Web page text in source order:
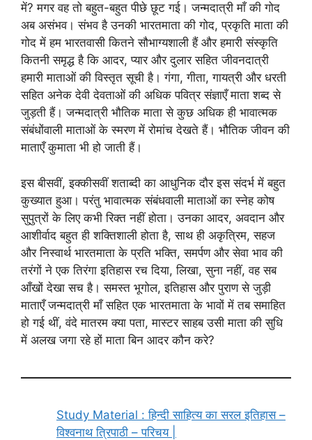
में? मगर वह तो बहुत-बहुत पीछे छूट गई। जन्मदात्री माँ की गोद
अब असंभव। संभव है उनकी भारतमाता की गोद, प्रकृति माता की
गोद में हम भारतवासी कितने सौभाग्यशाली हैं और हमारी संस्कृति
कितनी समृद्ध है कि आदर, प्यार और दुलार सहित जीवनदात्री
हमारी माताओं की विस्तृत सूची है। गंगा, गीता, गायत्री और धरती
सहित अनेक देवी देवताओं की अधिक पवित्र संज्ञाएँ माता शब्द से
जुड़ती हैं। जन्मदात्री भौतिक माता से कुछ अधिक ही भावात्मक
संबंधोंवाली माताओं के स्मरण में रोमांच देखते हैं। भौतिक जीवन की
माताएँ कुमाता भी हो जाती हैं।
इस बीसवीं, इक्कीसवीं शताब्दी का आधुनिक दौर इस संदर्भ में बहुत
कुख्यात हुआ। परंतु भावात्मक संबंधवाली माताओं का स्नेह कोष
सुपुत्रों के लिए कभी रिक्त नहीं होता। उनका आदर, अवदान और
आशीर्वाद बहुत ही शक्तिशाली होता है, साथ ही अकृत्रिम, सहज
और निस्वार्थ भारतमाता के प्रति भक्ति, समर्पण और सेवा भाव की
तरंगों ने एक तिरंगा इतिहास रच दिया, लिखा, सुना नहीं, वह सब
आँखों देखा सच है। समस्त भूगोल, इतिहास और पुराण से जुड़ी
माताएँ जन्मदात्री माँ सहित एक भारतमाता के भावों में तब समाहित
हो गई थीं, वंदे मातरम क्या पता, मास्टर साहब उसी माता की सुधि
में अलख जगा रहे हों माता बिन आदर कौन करे?
Study Material : हिन्दी साहित्य का सरल इतिहास –
विश्वनाथ त्रिपाठी – परिचय |